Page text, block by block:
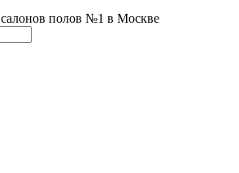
полов №1 в Москве